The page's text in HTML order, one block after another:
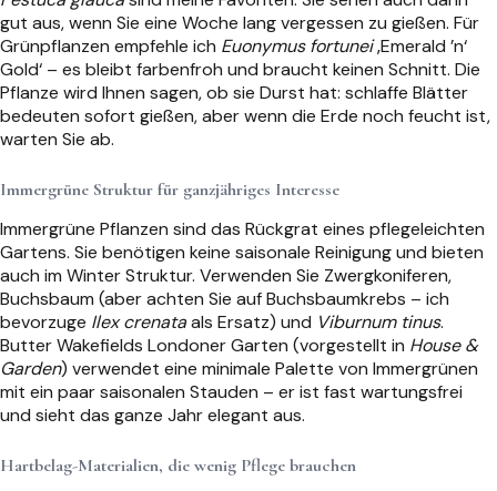
gut aus, wenn Sie eine Woche lang vergessen zu gießen. Für
Grünpflanzen empfehle ich Euonymus fortunei‚Emerald ’n‘
Gold‘ – es bleibt farbenfroh und braucht keinen Schnitt. Die
Pflanze wird Ihnen sagen, ob sie Durst hat: schlaffe Blätter
bedeuten sofort gießen, aber wenn die Erde noch feucht ist,
warten Sie ab.
Immergrüne Struktur für ganzjähriges Interesse
Immergrüne Pflanzen sind das Rückgrat eines pflegeleichten
Gartens. Sie benötigen keine saisonale Reinigung und bieten
auch im Winter Struktur. Verwenden Sie Zwergkoniferen,
Buchsbaum (aber achten Sie auf Buchsbaumkrebs – ich
bevorzuge Ilex crenataals Ersatz) und Viburnum tinus.
Butter Wakefields Londoner Garten (vorgestellt in House &
Garden) verwendet eine minimale Palette von Immergrünen
mit ein paar saisonalen Stauden – er ist fast wartungsfrei
und sieht das ganze Jahr elegant aus.
Hartbelag-Materialien, die wenig Pflege brauchen